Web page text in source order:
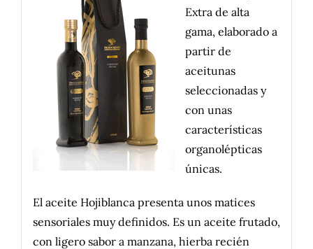
Extra de alta
gama, elaborado a
partir de
aceitunas
seleccionadas y
con unas
características
organolépticas
únicas.
El aceite Hojiblanca presenta unos matices
sensoriales muy definidos. Es un aceite frutado,
con ligero sabor a manzana, hierba recién